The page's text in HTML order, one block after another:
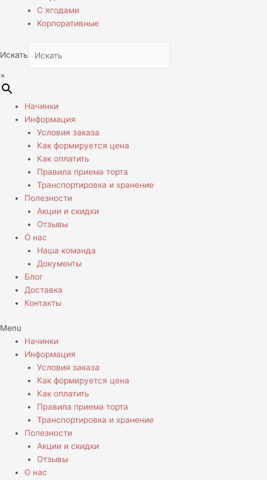
С ягодами
Корпоративные
Искать
×
Начинки
Информация
Условия заказа
Как формируется цена
Как оплатить
Правила приема торта
Транспортировка и хранение
Полезности
Акции и скидки
Отзывы
О нас
Наша команда
Документы
Блог
Доставка
Контакты
Menu
Начинки
Информация
Условия заказа
Как формируется цена
Как оплатить
Правила приема торта
Транспортировка и хранение
Полезности
Акции и скидки
Отзывы
О нас